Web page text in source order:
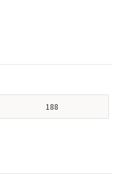
188